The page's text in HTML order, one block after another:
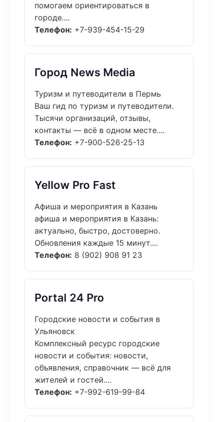
помогаем ориентироваться в
городе....
Телефон: +7-939-454-15-29
Город News Media
Туризм и путеводители в Пермь
Ваш гид по туризм и путеводители.
Тысячи организаций, отзывы,
контакты — всё в одном месте....
Телефон: +7-900-526-25-13
Yellow Pro Fast
Афиша и мероприятия в Казань
афиша и мероприятия в Казань:
актуально, быстро, достоверно.
Обновления каждые 15 минут....
Телефон: 8 (902) 908 91 23
Portal 24 Pro
Городские новости и события в
Ульяновск
Комплексный ресурс городские
новости и события: новости,
объявления, справочник — всё для
жителей и гостей....
Телефон: +7-992-619-99-84